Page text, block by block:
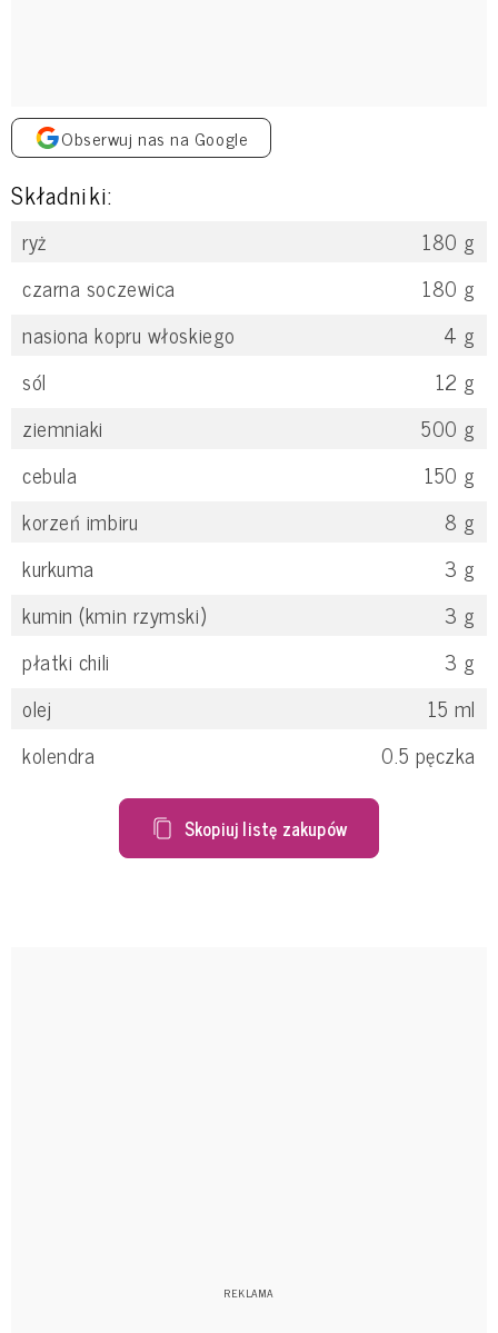
Obserwuj nas na Google
Składniki:
ryż 180 g
czarna soczewica
180 g
nasiona kopru włoskiego
4 g
sól
12 g
ziemniaki
500 g
cebula
150 g
korzeń imbiru
8 g
kurkuma
3 g
kumin (kmin rzymski)
3 g
płatki chili
3 g
olej
15 ml
kolendra
0.5 pęczka
Skopiuj listę zakupów